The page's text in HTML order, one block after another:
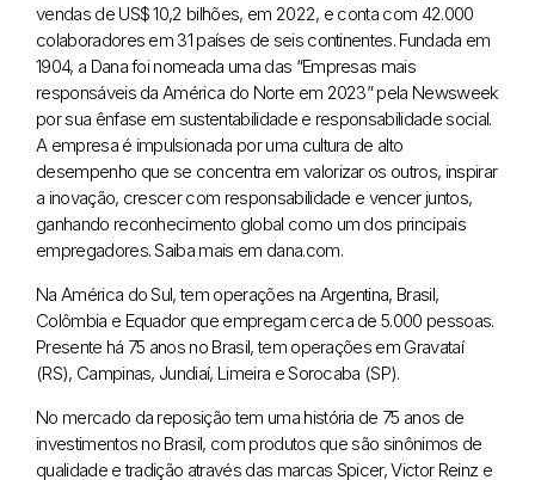
vendas de US$ 10,2 bilhões, em 2022, e conta com 42.000
colaboradores em 31 países de seis continentes. Fundada em
1904, a Dana foi nomeada uma das “Empresas mais
responsáveis da América do Norte em 2023” pela Newsweek
por sua ênfase em sustentabilidade e responsabilidade social.
A empresa é impulsionada por uma cultura de alto
desempenho que se concentra em valorizar os outros, inspirar
a inovação, crescer com responsabilidade e vencer juntos,
ganhando reconhecimento global como um dos principais
empregadores. Saiba mais em dana.com.
Na América do Sul, tem operações na Argentina, Brasil,
Colômbia e Equador que empregam cerca de 5.000 pessoas.
Presente há 75 anos no Brasil, tem operações em Gravataí
(RS), Campinas, Jundiaí, Limeira e Sorocaba (SP).
No mercado da reposição tem uma história de 75 anos de
investimentos no Brasil, com produtos que são sinônimos de
qualidade e tradição através das marcas Spicer, Victor Reinz e